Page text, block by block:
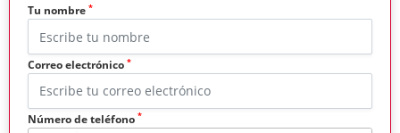
Tu nombre *
Correo electrónico *
Número de teléfono *